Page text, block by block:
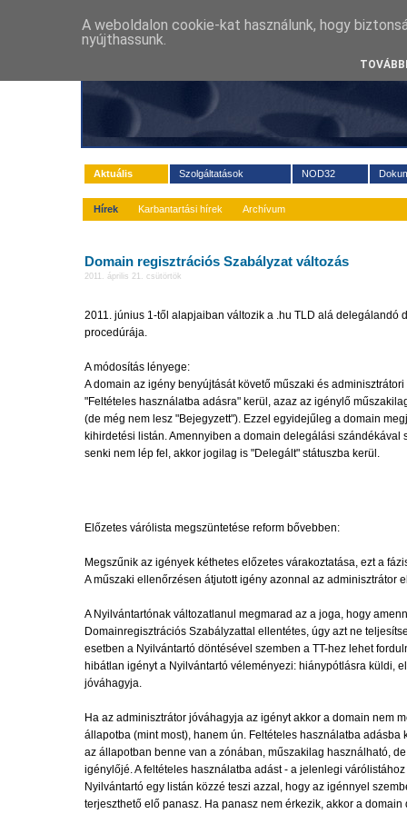
Aktuális Szolgáltatások NOD32
Hírek Karbantartási hírek Archívum
Domain regisztrációs Szabályzat változás
2011. április 21. csütörtök
2011. június 1-től alapjaiban változik a .hu TLD alá delegálandó
procedúrája.
A módosítás lényege:
A domain az igény benyújtását követő műszaki és
"Feltételes használatba adásra" kerül, azaz az igénylő
(de még nem lesz "Bejegyzett"). Ezzel egyidejűleg a domain
kihirdetési listán. Amennyiben a domain delegálási szándékával
senki nem lép fel, akkor jogilag is "Delegált" státuszba kerül.
Előzetes várólista megszüntetése reform bővebben:
Megszűnik az igények kéthetes előzetes várakoztatása, ezt a
A műszaki ellenőrzésen átjutott igény azonnal az adminisztrátor
A Nyilvántartónak változatlanul megmarad az a joga, hogy
Domainregisztrációs Szabályzattal ellentétes, úgy azt ne
esetben a Nyilvántartó döntésével szemben a TT-hez lehet
hibátlan igényt a Nyilvántartó véleményezi: hiánypótlásra küldi,
jóváhagyja.
Ha az adminisztrátor jóváhagyja az igényt akkor a domain nem
állapotba (mint most), hanem ún. Feltételes használatba adásba
az állapotban benne van a zónában, műszakilag használható,
igénylőjé. A feltételes használatba adást - a jelenlegi
Nyilvántartó egy listán közzé teszi azzal, hogy az igénnyel
terjeszthető elő panasz. Ha panasz nem érkezik, akkor a domain
A weboldalon cookie-kat használunk, hogy
nyújthassunk.